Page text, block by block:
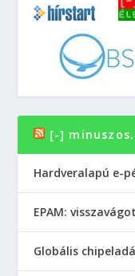
[-]
Hardveralapú e-
EPAM:
Globális